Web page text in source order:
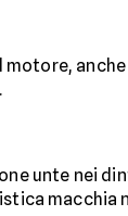
motore,
unte nei
macchia